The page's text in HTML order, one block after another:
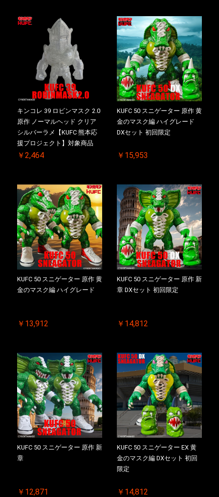
キンコレ 39 ロビンマスク 2.0
原作 ノーマルヘッド クリア
シルバーラメ【KUFC 熊本応
援プロジェクト】対象商品
￥2,464
KUFC 50 スニゲーター 原作 黄
金のマスク編 ハイグレード
DXセット 初回限定
￥15,953
KUFC 50 スニゲーター 原作 黄
金のマスク編 ハイグレード
￥13,912
KUFC 50 スニゲーター 原作 新
章 DXセット 初回限定
￥14,812
KUFC 50 スニゲーター 原作 新
章
￥12,871
KUFC 50 スニゲーター EX 黄
金のマスク編 DXセット 初回
限定
￥14,812